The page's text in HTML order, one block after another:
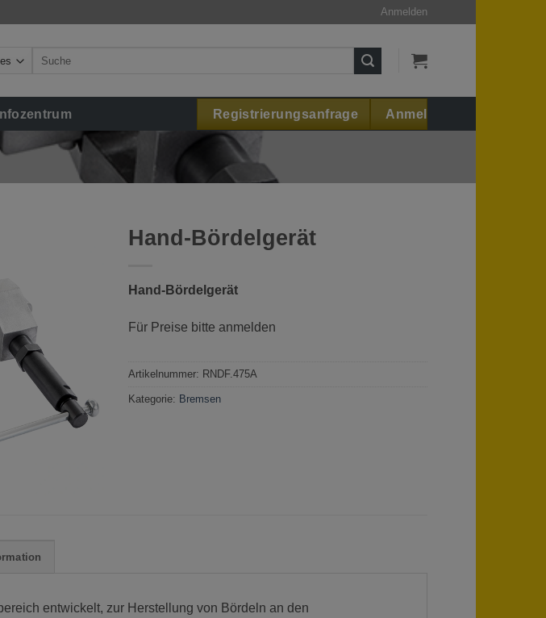
Anmelden
Infozentrum Registrierungsanfrage Anmelden
Hand-Bördelgerät
Hand-Bördelgerät
Für Preise bitte anmelden
Artikelnummer: RNDF.475A
Kategorie: Bremsen
entwickelt, zur Herstellung von Bördeln an den